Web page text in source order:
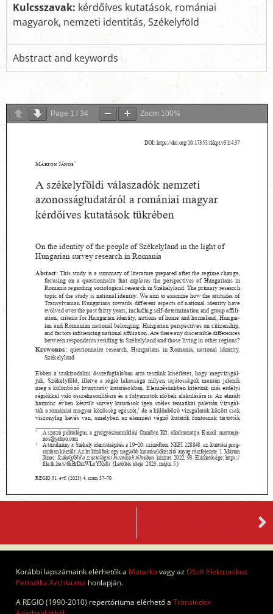
Kulcsszavak: kérdőíves kutatások, romániai
magyarok, nemzeti identitás, Székelyföld
Abstract and keywords
Page 1 / 34 Zoom 100%
Korábbi lapszámaink elérhetők a Matarka vagy azOSzK Elektronikus
Periodika Archívuma honlapján.
A REGIO (1990-2010) repertóriuma elérhető a Transindex